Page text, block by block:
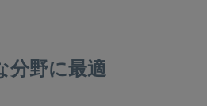
分野に最適